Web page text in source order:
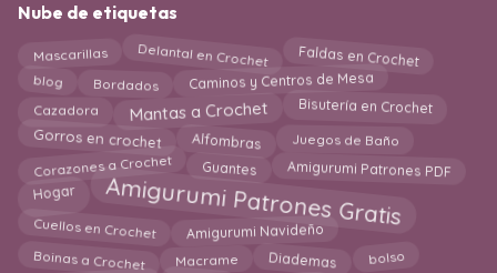
Nube de etiquetas
Mascarillas Delantal en Crochet Faldas en Crochet
blog Bordados Caminos y Centros de Mesa
Cazadora Mantas a Crochet Bisutería en Crochet
Gorros en crochet Alfombras Juegos de Baño
Corazones a Crochet Guantes Amigurumi Patrones PDF
Hogar Amigurumi Patrones Gratis
Cuellos en Crochet Amigurumi Navideño
Boinas a Crochet Macrame Diademas bolso